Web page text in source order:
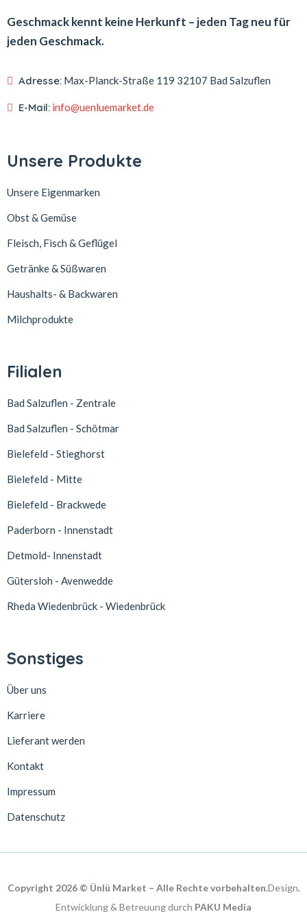
Geschmack kennt keine Herkunft – jeden Tag neu für
jeden Geschmack.
Adresse: Max-Planck-Straße 119 32107 Bad Salzuflen
E-Mail: info@uenluemarket.de
Unsere Produkte
Unsere Eigenmarken
Obst & Gemüse
Fleisch, Fisch & Geflügel
Getränke & Süßwaren
Haushalts- & Backwaren
Milchprodukte
Filialen
Bad Salzuflen - Zentrale
Bad Salzuflen - Schötmar
Bielefeld - Stieghorst
Bielefeld - Mitte
Bielefeld - Brackwede
Paderborn - Innenstadt
Detmold- Innenstadt
Gütersloh - Avenwedde
Rheda Wiedenbrück - Wiedenbrück
Sonstiges
Über uns
Karriere
Lieferant werden
Kontakt
Impressum
Datenschutz
Copyright 2026 © Ünlü Market – Alle Rechte vorbehalten.Design,
Entwicklung & Betreuung durch PAKU Media